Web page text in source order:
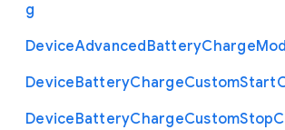
から警告ダイアログを表示するまでの時間（ミ
       "type": "integer"
      "ScreenDim": {
g
DeviceAdvancedBatteryCharge
DeviceBatteryChargeCustomStart
DeviceBatteryChargeCustomStop